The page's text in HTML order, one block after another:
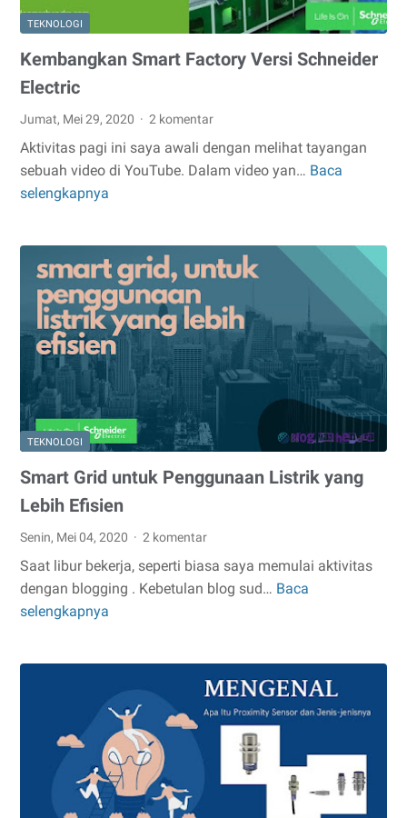
TEKNOLOGI
Kembangkan Smart Factory Versi Schneider
Electric
Jumat, Mei 29, 2020 2 komentar
Aktivitas pagi ini saya awali dengan melihat tayangan
sebuah video di YouTube. Dalam video yan… Baca
selengkapnya
Kembangkan
Schneider
Electric
TEKNOLOGI
Smart Grid untuk Penggunaan Listrik yang
Lebih Efisien
Senin, Mei 04, 2020 2 komentar
Saat libur bekerja, seperti biasa saya memulai aktivitas
dengan blogging . Kebetulan blog sud… Baca
selengkapnya
Smart
yang
Lebih
Efisien